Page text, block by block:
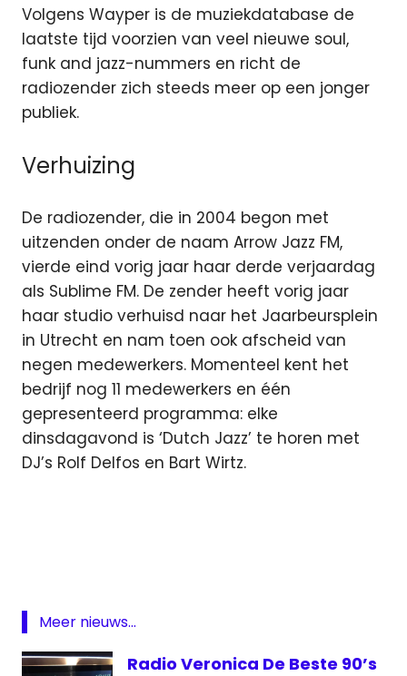
Volgens Wayper is de muziekdatabase de
laatste tijd voorzien van veel nieuwe soul,
funk and jazz-nummers en richt de
radiozender zich steeds meer op een jonger
publiek.
Verhuizing
De radiozender, die in 2004 begon met
uitzenden onder de naam Arrow Jazz FM,
vierde eind vorig jaar haar derde verjaardag
als Sublime FM. De zender heeft vorig jaar
haar studio verhuisd naar het Jaarbeursplein
in Utrecht en nam toen ook afscheid van
negen medewerkers. Momenteel kent het
bedrijf nog 11 medewerkers en één
gepresenteerd programma: elke
dinsdagavond is ‘Dutch Jazz’ te horen met
DJ’s Rolf Delfos en Bart Wirtz.
muziek
FM
Meer nieuws...
Radio Veronica De Beste 90’s